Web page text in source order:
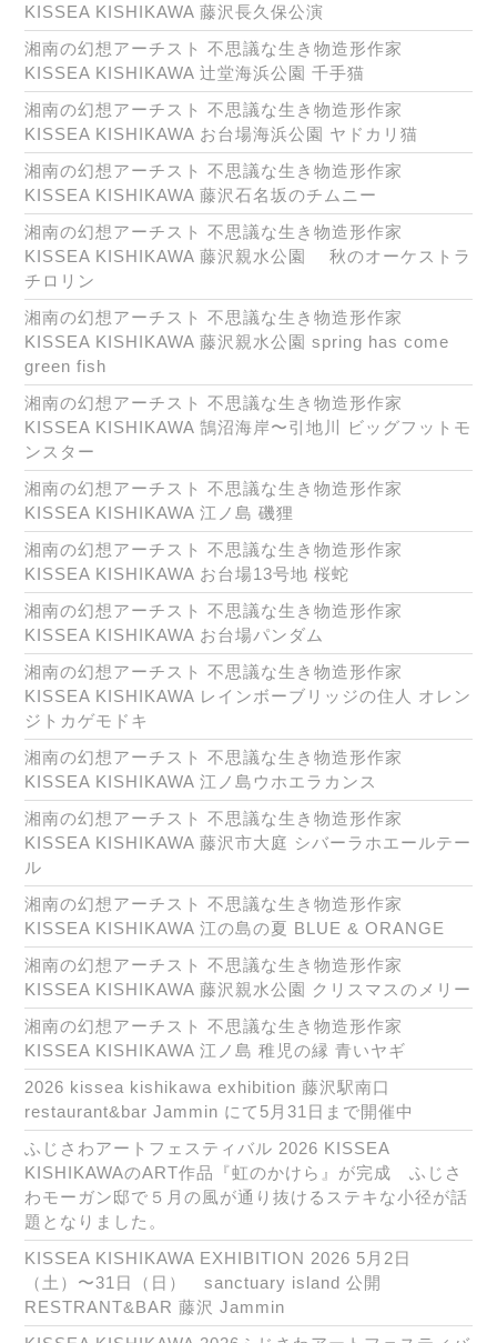
KISSEA KISHIKAWA 藤沢長久保公演
湘南の幻想アーチスト 不思議な生き物造形作家
KISSEA KISHIKAWA 辻堂海浜公園 千手猫
湘南の幻想アーチスト 不思議な生き物造形作家
KISSEA KISHIKAWA お台場海浜公園 ヤドカリ猫
湘南の幻想アーチスト 不思議な生き物造形作家
KISSEA KISHIKAWA 藤沢石名坂のチムニー
湘南の幻想アーチスト 不思議な生き物造形作家
KISSEA KISHIKAWA 藤沢親水公園 秋のオーケストラ
チロリン
湘南の幻想アーチスト 不思議な生き物造形作家
KISSEA KISHIKAWA 藤沢親水公園 spring has come
green fish
湘南の幻想アーチスト 不思議な生き物造形作家
KISSEA KISHIKAWA 鵠沼海岸〜引地川 ビッグフットモ
ンスター
湘南の幻想アーチスト 不思議な生き物造形作家
KISSEA KISHIKAWA 江ノ島 磯狸
湘南の幻想アーチスト 不思議な生き物造形作家
KISSEA KISHIKAWA お台場13号地 桜蛇
湘南の幻想アーチスト 不思議な生き物造形作家
KISSEA KISHIKAWA お台場パンダム
湘南の幻想アーチスト 不思議な生き物造形作家
KISSEA KISHIKAWA レインボーブリッジの住人 オレン
ジトカゲモドキ
湘南の幻想アーチスト 不思議な生き物造形作家
KISSEA KISHIKAWA 江ノ島ウホエラカンス
湘南の幻想アーチスト 不思議な生き物造形作家
KISSEA KISHIKAWA 藤沢市大庭 シバーラホエールテー
ル
湘南の幻想アーチスト 不思議な生き物造形作家
KISSEA KISHIKAWA 江の島の夏 BLUE & ORANGE
湘南の幻想アーチスト 不思議な生き物造形作家
KISSEA KISHIKAWA 藤沢親水公園 クリスマスのメリー
湘南の幻想アーチスト 不思議な生き物造形作家
KISSEA KISHIKAWA 江ノ島 稚児の縁 青いヤギ
2026 kissea kishikawa exhibition 藤沢駅南口
restaurant&bar Jammin にて5月31日まで開催中
ふじさわアートフェスティバル 2026 KISSEA
KISHIKAWAのART作品『虹のかけら』が完成 ふじさ
わモーガン邸で５月の風が通り抜けるステキな小径が話
題となりました。
KISSEA KISHIKAWA EXHIBITION 2026 5月2日
（土）〜31日（日） sanctuary island 公開
RESTRANT&BAR 藤沢 Jammin